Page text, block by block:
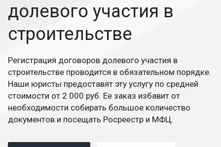
долевого участия в
строительстве
Регистрация договоров долевого участия в
строительстве проводится в обязательном порядке.
Наши юристы предоставят эту услугу по средней
стоимости от 2 000 руб. Ее заказ избавит от
необходимости собирать большое количество
документов и посещать Росреестр и МФЦ.